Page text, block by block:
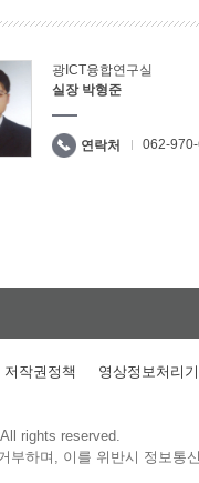
광ICT융합연구실
실장 박형준
연락처 062-
저작권정책 영상정보처리
All rights reserved.
하며, 이를 위반시 정보통